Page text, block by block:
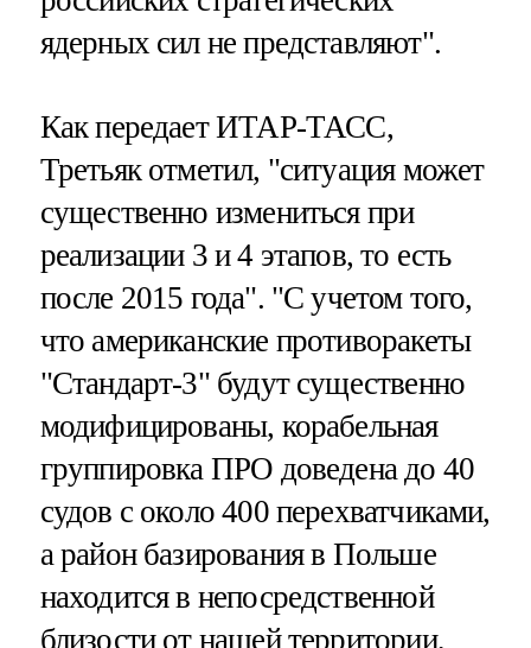
ядерных сил не представляют".
Как передает ИТАР-ТАСС,
Третьяк отметил, "ситуация может
существенно измениться при
реализации 3 и 4 этапов, то есть
после 2015 года". "С учетом того,
что американские противоракеты
"Стандарт-3" будут существенно
модифицированы, корабельная
группировка ПРО доведена до 40
судов с около 400 перехватчиками,
а район базирования в Польше
находится в непосредственной
близости от нашей территории,